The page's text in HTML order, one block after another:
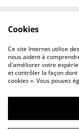
©2026l'éclipse
Cookies
Ce site Internet utilise
nous aident à
d'améliorer votre
et contrôler la façon
cookies ». Vous pouvez